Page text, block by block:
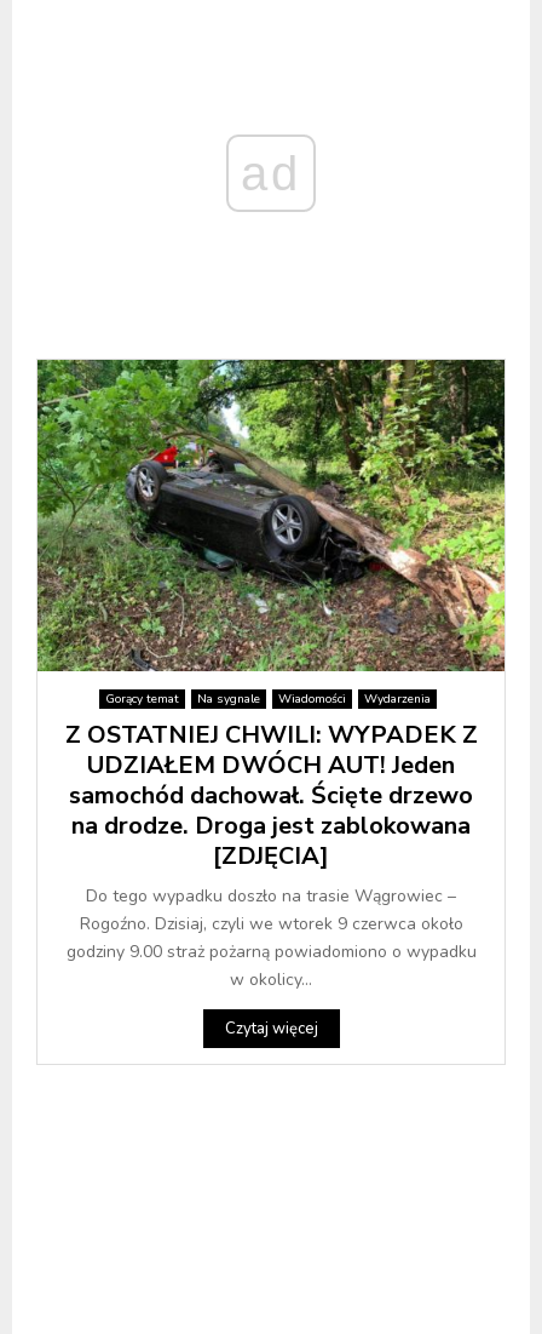
ad
Gorący temat Na sygnale Wiadomości Wydarzenia
Z OSTATNIEJ CHWILI: WYPADEK Z
UDZIAŁEM DWÓCH AUT! Jeden
samochód dachował. Ścięte drzewo
na drodze. Droga jest zablokowana
[ZDJĘCIA]
Do tego wypadku doszło na trasie Wągrowiec –
Rogoźno. Dzisiaj, czyli we wtorek 9 czerwca około
godziny 9.00 straż pożarną powiadomiono o wypadku
w okolicy...
Czytaj więcej